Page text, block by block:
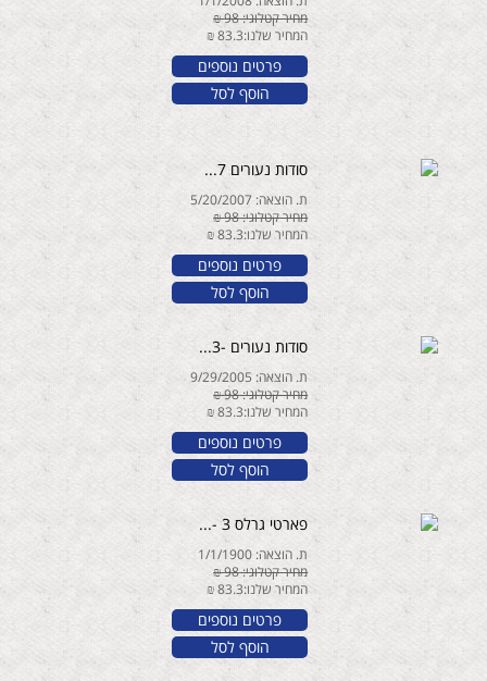
מחיר קטלוגי: 98 ₪
המחיר שלנו:83.3 ₪
פרטים נוספים
הוסף לסל
סודות נעורים 7...
ת. הוצאה: 5/20/2007
מחיר קטלוגי: 98 ₪
המחיר שלנו:83.3 ₪
פרטים נוספים
הוסף לסל
סודות נעורים -3...
ת. הוצאה: 9/29/2005
מחיר קטלוגי: 98 ₪
המחיר שלנו:83.3 ₪
פרטים נוספים
הוסף לסל
פארטי גרלס 3 -...
ת. הוצאה: 1/1/1900
מחיר קטלוגי: 98 ₪
המחיר שלנו:83.3 ₪
פרטים נוספים
הוסף לסל